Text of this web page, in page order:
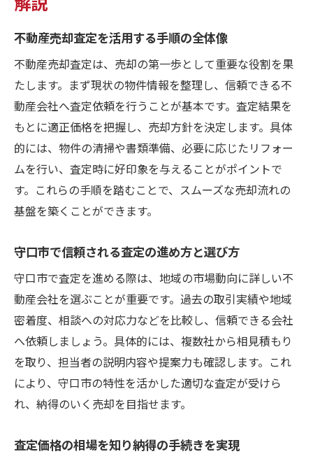
不動産売却査定を活用する手順の全体像
不動産売却査定は、売却の第一歩として重要な役割を果
たします。まず現状の物件情報を整理し、信頼できる不
動産会社へ査定依頼を行うことが基本です。査定結果を
もとに適正価格を把握し、売却方針を決定します。具体
的には、物件の清掃や書類準備、必要に応じたリフォー
ムを行い、査定時に好印象を与えることがポイントで
す。これらの手順を踏むことで、スムーズな売却流れの
基盤を築くことができます。
守口市で信頼される査定の進め方と選び方
守口市で査定を進める際は、地域の市場動向に詳しい不
動産会社を選ぶことが重要です。過去の取引実績や地域
密着度、相談への対応力などを比較し、信頼できる会社
へ依頼しましょう。具体的には、複数社から相見積もり
を取り、担当者の説明内容や提案力も確認します。これ
により、守口市の特性を活かした適切な査定が受けら
れ、納得のいく売却を目指せます。
査定価格の相場を知り納得の手続きを実現